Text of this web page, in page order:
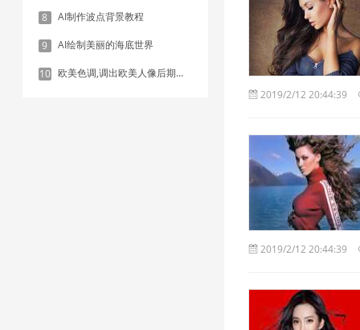
8 AI制作波点背景教程
9 AI绘制美丽的海底世界
10 欧美色调,调出欧美人像后期色调实例
2019/2/12 20:44:39
2019/2/12 20:44:39